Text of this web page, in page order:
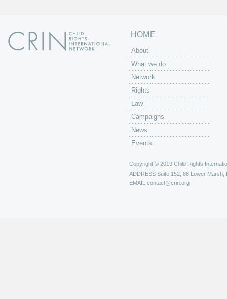
HOME
About
What we do
Network
Rights
Law
Campaigns
News
Events
Copyright © 2019 Child Rights
ADDRESS Suite 152, 88 Lower Marsh,
EMAIL contact@crin.org